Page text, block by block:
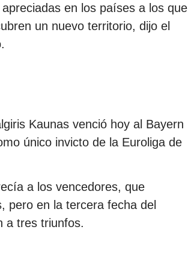
en los países a los que
un nuevo territorio, dijo el
Kaunas venció hoy al Bayern
único invicto de la Euroliga de
a los vencedores, que
pero en la tercera fecha del
a tres triunfos.